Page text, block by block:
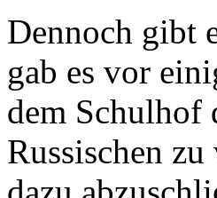
Dennoch gibt
gab es vor
dem Schulhof
Russischen